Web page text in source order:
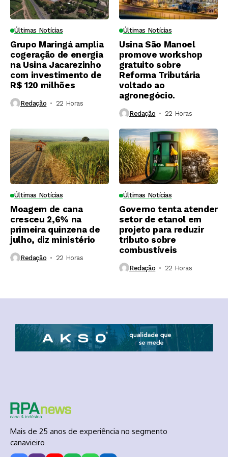
Últimas Notícias
Grupo Maringá amplia
cogeração de energia
na Usina Jacarezinho
com investimento de
R$ 120 milhões
Redação 22 Horas ⁮
Últimas Notícias
Usina São Manoel
promove workshop
gratuito sobre
Reforma Tributária
voltado ao
agronegócio.
Redação 22 Horas ⁮
Últimas Notícias
Moagem de cana
cresceu 2,6% na
primeira quinzena de
julho, diz ministério
Redação 22 Horas ⁮
Últimas Notícias
Governo tenta atender
setor de etanol em
projeto para reduzir
tributo sobre
combustíveis
Redação 22 Horas ⁮
Mais de 25 anos de experiência no segmento
canavieiro